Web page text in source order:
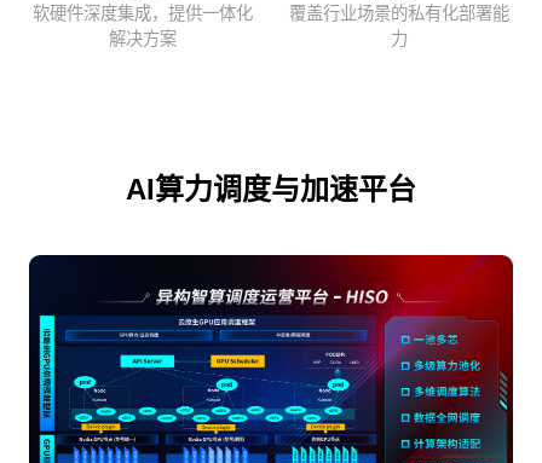
软硬件深度集成，提供一体化
解决方案
覆盖行业场景的私有化部署能
力
AI算力调度与加速平台